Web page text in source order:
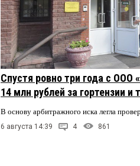
Спустя ровно три года с ООО
14 млн рублей за гортензии и
В основу арбитражного иска легла
6 августа 14:39 4 861